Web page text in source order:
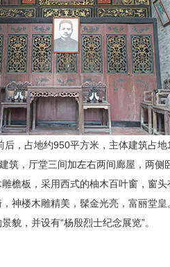
，占地约950平方米，主体建筑占
筑，厅堂三间加左右两间廊屋，两
檐板，采用西式的柚木百叶窗，窗
神楼木雕精美，髹金光亮，富丽堂
貌，并设有“杨殷烈士纪念展览”。